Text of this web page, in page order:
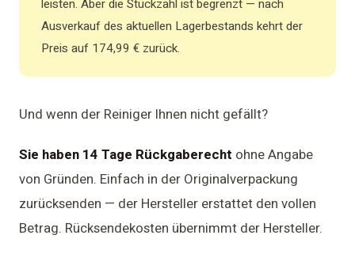
leisten. Aber die Stückzahl ist begrenzt — nach
Ausverkauf des aktuellen Lagerbestands kehrt der
Preis auf 174,99 € zurück.
Und wenn der Reiniger Ihnen nicht gefällt?
Sie haben 14 Tage Rückgaberecht ohne Angabe
von Gründen. Einfach in der Originalverpackung
zurücksenden — der Hersteller erstattet den vollen
Betrag. Rücksendekosten übernimmt der Hersteller.